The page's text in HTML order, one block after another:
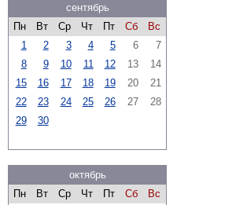
сентябрь
Пн
Вт Ср Чт Пт Сб
Вс
1
2 3 4 5 6
7
8
9 10 11 12 13
14
15
16 17 18 19 20
21
22
23 24 25 26 27
28
29
30
октябрь
Пн
Вт Ср Чт Пт Сб
Вс